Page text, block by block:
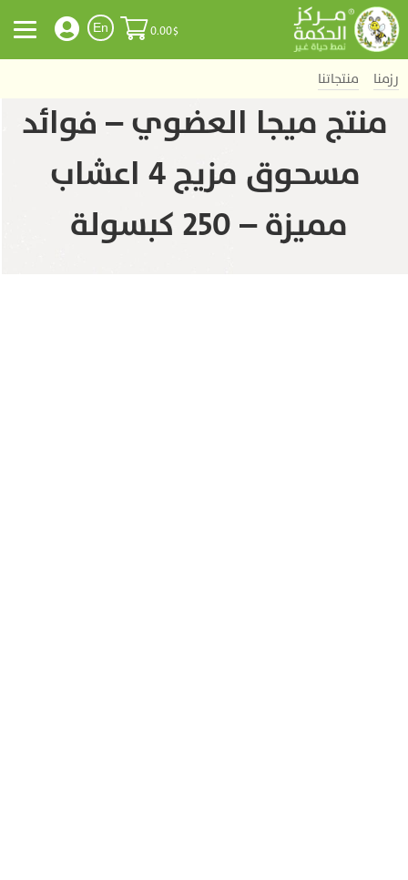
En 0.00$
رزمنا منتجاتنا
منتج ميجا العضوي – فوائد
مسحوق مزيج 4 اعشاب
مميزة – 250 كبسولة ‏